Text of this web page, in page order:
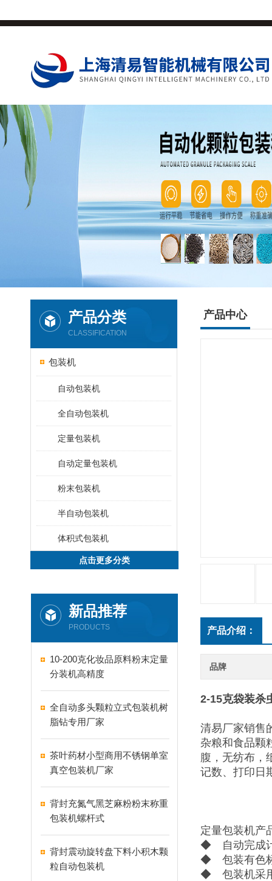
产品分类
CLASSIFICATION
包装机
自动包装机
全自动包装机
定量包装机
自动定量包装机
粉末包装机
半自动包装机
体积式包装机
点击更多分类
新品推荐
PRODUCTS
10-200克化妆品原料粉末定量
分装机高精度
全自动多头颗粒立式包装机树
脂钻专用厂家
茶叶药材小型商用不锈钢单室
真空包装机厂家
背封充氮气黑芝麻粉粉末称重
包装机螺杆式
背封震动旋转盘下料小积木颗
粒自动包装机
产品中心
产品介绍：
品牌
2-15克袋装杀
清易厂家销售
杂粮和食品颗
腹，无纺布，
记数、打印日
定量包装机产
◆ 自动完成计
◆ 包装有色标
◆ 包装机采用